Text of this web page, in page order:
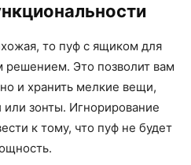
то пуф с ящиком для
решением. Это позволит вам
и хранить мелкие вещи,
или зонты. Игнорирование
к тому, что пуф не будет